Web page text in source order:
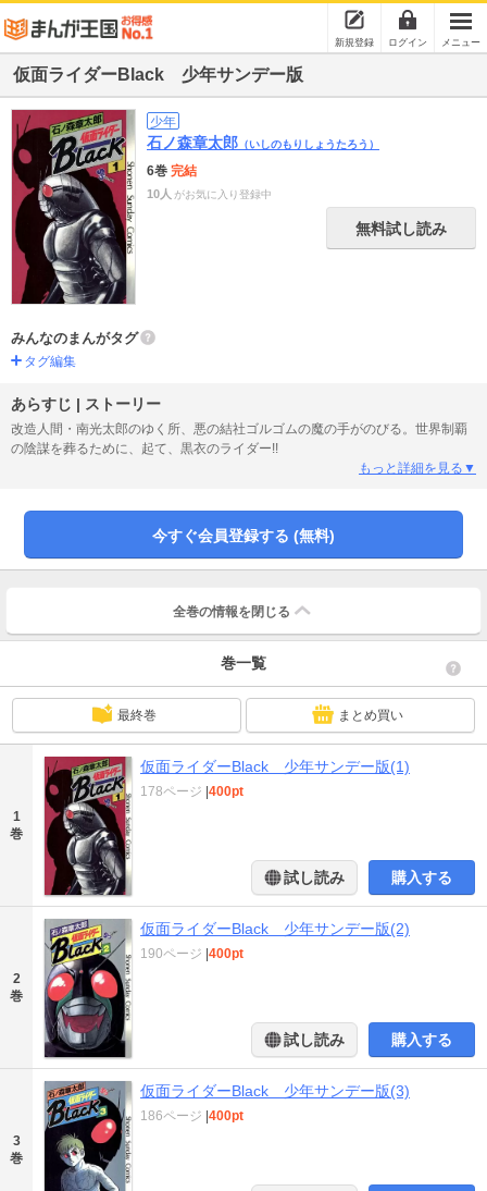
新規登録 ログイン メニュー
仮面ライダーBlack 少年サンデー版
少年
石ノ森章太郎 （いしのもりしょうたろう）
6巻 完結
10人 がお気に入り登録中
無料試し読み
みんなのまんがタグ
タグ編集
あらすじ | ストーリー
改造人間・南光太郎のゆく所、悪の結社ゴルゴムの魔の手がのびる。世界制覇
の陰謀を葬るために、起て、黒衣のライダー!!
もっと詳細を見る▼
今すぐ会員登録する (無料)
全巻の情報を 閉じる
巻一覧
最終巻 まとめ買い
1
巻
仮面ライダーBlack 少年サンデー版(1)
178ページ 400pt
試し読み 購入する
2
巻
仮面ライダーBlack 少年サンデー版(2)
190ページ 400pt
試し読み 購入する
3
巻
仮面ライダーBlack 少年サンデー版(3)
186ページ 400pt